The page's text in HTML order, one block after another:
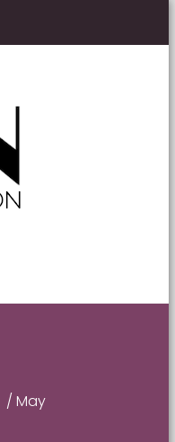
/May